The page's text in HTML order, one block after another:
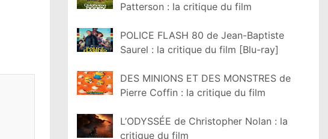
Patterson : la critique du film
POLICE FLASH 80 de Jean-Baptiste
Saurel : la critique du film [Blu-ray]
DES MINIONS ET DES MONSTRES de
Pierre Coffin : la critique du film
L’ODYSSÉE de Christopher Nolan : la
critique du film